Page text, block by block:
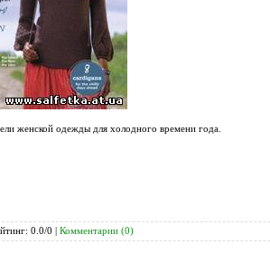
женской одежды для холодного времени года.
0.0/0 | Комментарии (0)